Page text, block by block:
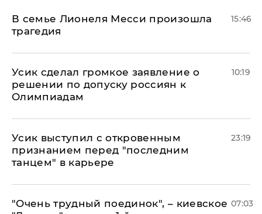
В семье Лионеля Месси произошла
трагедия
15:46
Усик сделал громкое заявление о
решении по допуску россиян к
Олимпиадам
10:19
Усик выступил с откровенным
признанием перед "последним
танцем" в карьере
23:19
"Очень трудный поединок", – киевское 07:03